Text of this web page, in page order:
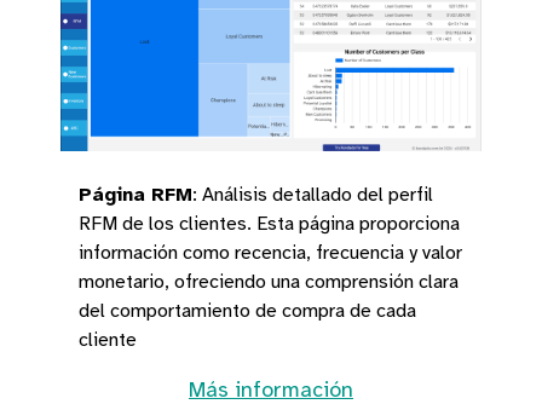
Página RFM: Análisis detallado del perfil
RFM de los clientes. Esta página proporciona
información como recencia, frecuencia y valor
monetario, ofreciendo una comprensión clara
del comportamiento de compra de cada
cliente
Más información